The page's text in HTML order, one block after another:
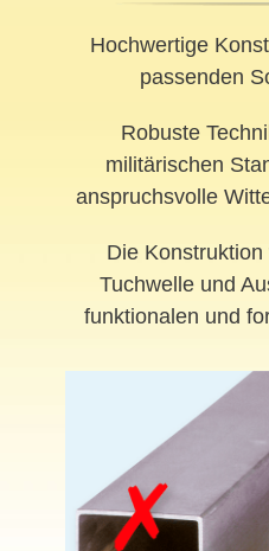
Hochwertige
passenden
Robuste
militärischen
anspruchsvolle
Die
Tuchwelle und
funktionalen und